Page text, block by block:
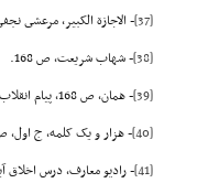
[37]
- الاجازة الکبیر، مرعشى
[38]
- شهاب شریعت، ص 168.
[39]
- همان، ص 168, پیام انقلاب، ش 117، ص 15.
[40]
- هزار و یک کلمه، ج اول، ص
[41]
- رادیو معارف، درس اخلاق آیت الله ناصرى، 3